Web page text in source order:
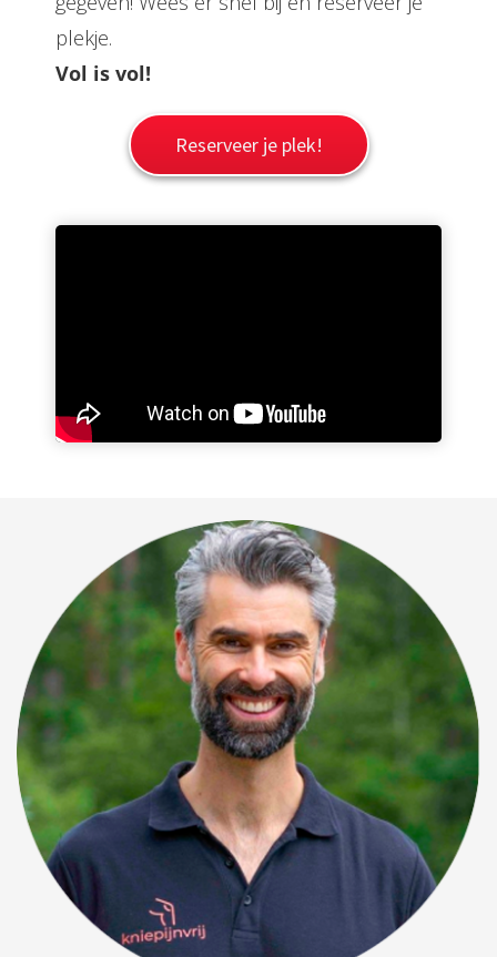
plekje.
Vol is vol!
Reserveer je plek!